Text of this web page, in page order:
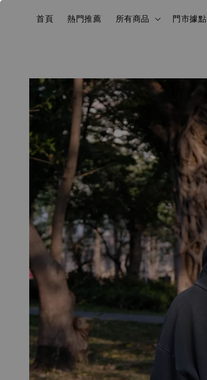
首頁 熱門推薦 所有商品 門市據點